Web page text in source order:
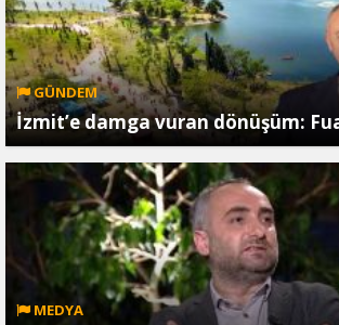
GÜNDEM
İzmit’e damga vuran dönüşüm:
MEDYA